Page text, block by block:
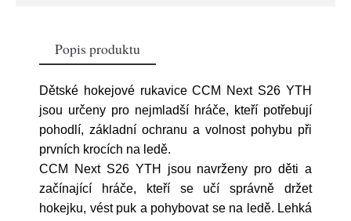
Popis produktu
Dětské hokejové rukavice CCM Next S26 YTH
jsou určeny pro nejmladší hráče, kteří potřebují
pohodlí, základní ochranu a volnost pohybu při
prvních krocích na ledě.
CCM Next S26 YTH jsou navrženy pro děti a
začínající hráče, kteří se učí správně držet
hokejku, vést puk a pohybovat se na ledě. Lehká